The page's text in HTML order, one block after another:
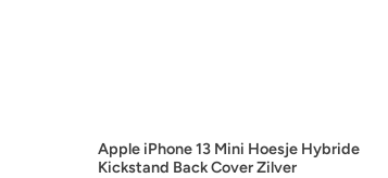
Apple iPhone 13 Mini Hoesje Hybride
Kickstand Back Cover Zilver